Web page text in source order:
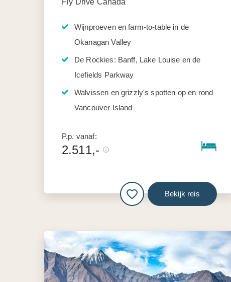
Wijnproeven en farm-to-table in de
Okanagan Valley
De Rockies: Banff, Lake Louise en de
Icefields Parkway
Walvissen en grizzly's spotten op en rond
Vancouver Island
P.p. vanaf:
2.511,-
Bekijk reis